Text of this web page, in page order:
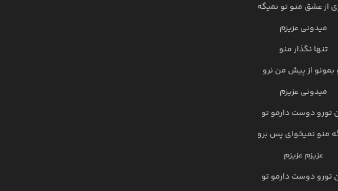
از عشق منو تو نمیگه
میدونی عزیزم
تنها نگذار منو
بمونو از پیش من نرو
میدونی عزیزم
تورو دوست دارمو تو
منو نمیخوای پس برو
عزیزم عزیزم
تورو دوست دارمو تو